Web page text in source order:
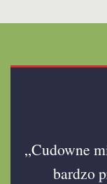
„Cudowne
bardzo